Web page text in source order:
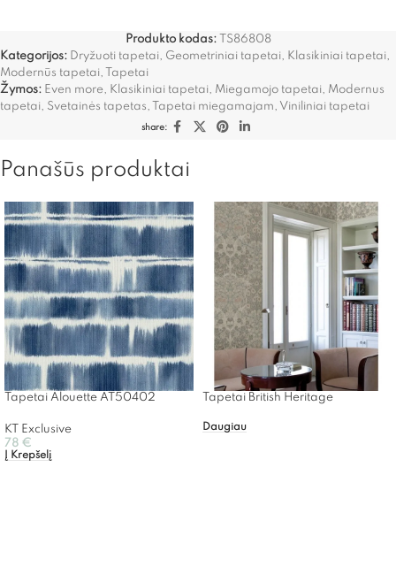
Produkto kodas:
TS86808
Kategorijos:
Dryžuoti tapetai Geometriniai tapetai Klasikiniai tapetai
Modernūs tapetai
Tapetai
Žymos: Even more Klasikiniai tapetai Miegamojo tapetai
Modernus
tapetai
Svetainės tapetas Tapetai miegamajam Viniliniai tapetai
share:
Panašūs produktai
Tapetai Alouette AT50402
KT Exclusive
78 €
Į Krepšelį
Tapetai British Heritage
Daugiau